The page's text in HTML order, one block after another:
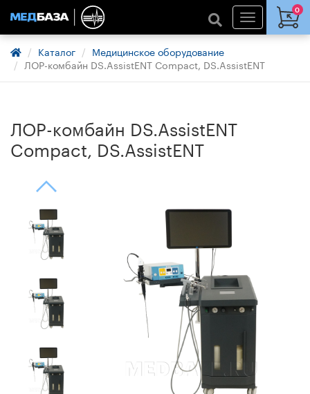
0
Каталог
Медицинское оборудование
ЛОР-комбайн DS.AssistENT Compact, DS.AssistENT
ЛОР-комбайн DS.AssistENT
Compact, DS.AssistENT